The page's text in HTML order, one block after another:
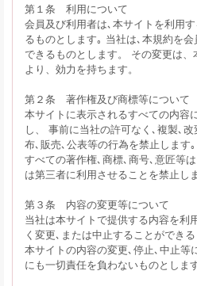
第１条 利用について
会員及び利用者は､本サイトを利用
るものとします｡ 当社は､本規約を
できるものとします。 その変更は
より、効力を持ちます。
第２条 著作権及び商標等について
本サイトに表示されるすべての内容
し、 事前に当社の許可なく､複製､
布､販売､公表等の行為を禁止します
すべての著作権､商標､商号､意匠等
は第三者に利用させることを禁止しま
第３条 内容の変更等について
当社は本サイトで提供する内容を利
く変更､または中止することができ
本サイトの内容の変更､停止､中止等
にも一切責任を負わないものとしま